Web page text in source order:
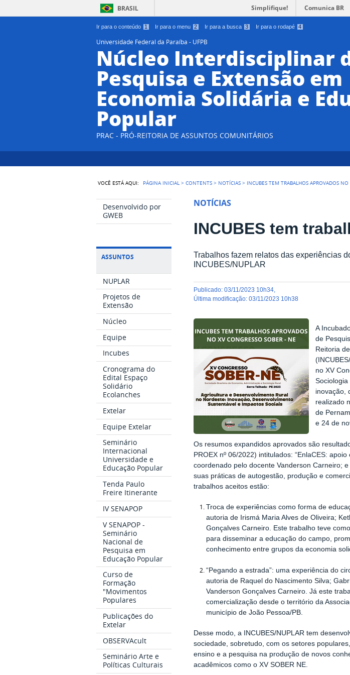
Ir para o conteúdo 1 Ir para o menu 2 Ir para a busca 3 Ir para o rodapé 4
BRASIL Simplifique! Comunica BR
Universidade Federal da Paraíba - UFPB
Núcleo Interdisciplinar
Pesquisa e Extensão em
Economia Solidária e
Popular
PRAC - PRÓ-REITORIA DE ASSUNTOS COMUNITÁRIOS
VOCÊ ESTÁ AQUI: PÁGINA INICIAL >CONTENTS > NOTÍCIAS > INCUBES TEM TRABALHOS APROVADOS NO
Desenvolvido por
GWEB
ASSUNTOS
NUPLAR
Projetos de
Extensão
Núcleo
Equipe
Incubes
Cronograma do
Edital Espaço
Solidário
Ecolanches
Extelar
Equipe Extelar
Seminário
Internacional
Universidade e
Educação Popular
Tenda Paulo
Freire Itinerante
IV SENAPOP
V SENAPOP -
Seminário
Nacional de
Pesquisa em
Educação Popular
Curso de
Formação
"Movimentos
Populares
Publicações do
Extelar
OBSERVAcult
Seminário Arte e
Políticas Culturais
NOTÍCIAS
INCUBES tem
Trabalhos fazem relatos das experiências
INCUBES/NUPLAR
publicado:03/11/2023 10h34
última modificação:03/11/2023 10h38
A
de
Reitoria
no XV
inovação,
realizado
de
e 24 de
Os resumos expandidos aprovados são
PROEX nº 06/2022) intitulados:“EnlaCES:
coordenado pelo docente Vanderson Carneiro;
suas práticas de autogestão, produção e
trabalhos aceitos estão:
Troca de experiências como forma de
autoria de Irismá Maria Alves de Oliveira;
Gonçalves Carneiro. Este trabalho teve
para disseminar a educação do campo,
conhecimento entre grupos da economia
“Pegando a estrada”: uma experiência do
autoria de Raquel do Nascimento Silva;
Vanderson Gonçalves Carneiro. Já este
comercialização desde o território da
município de João Pessoa/PB.
Desse modo, a INCUBES/NUPLAR tem
sociedade, sobretudo, com os setores
ensino e a pesquisa na produção de novos
acadêmicos como o XV SOBER NE.